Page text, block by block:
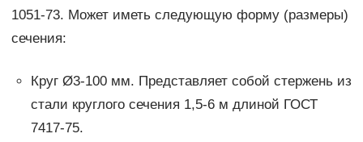
1051-73. Может иметь следующую форму (размеры)
сечения:
Круг Ø3-100 мм. Представляет собой стержень из
стали круглого сечения 1,5-6 м длиной ГОСТ
7417-75.